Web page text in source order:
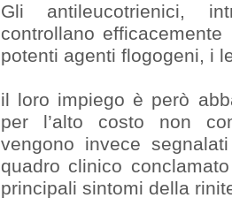
Gli antileucotrienici,
controllano
potenti agenti flogogeni, i
il loro impiego è però
per l’alto costo non
vengono invece
quadro clinico
principali sintomi della